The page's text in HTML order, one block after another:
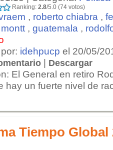
Ranking: 2.8/5.0 (74 votos)
, roberto chiabra ,
, guatemala ,
idehpucp el 20/05/
| Descargar
El General en retiro
hay un fuerte nivel de
Tiempo Global